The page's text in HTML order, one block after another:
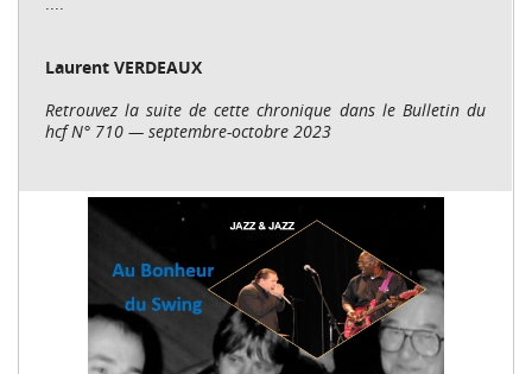
Laurent VERDEAUX
Retrouvez la suite de cette chronique dans le Bulletin du
hcf N° 710 — septembre-octobre 2023